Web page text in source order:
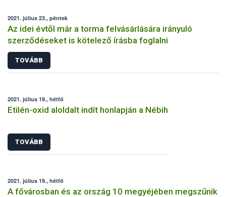
2021. július 23., péntek
Az idei évtől már a torma felvásárlására irányuló
szerződéseket is kötelező írásba foglalni
TOVÁBB
2021. július 19., hétfő
Etilén-oxid aloldalt indít honlapján a Nébih
TOVÁBB
2021. július 19., hétfő
A fővárosban és az ország 10 megyéjében megszűnik